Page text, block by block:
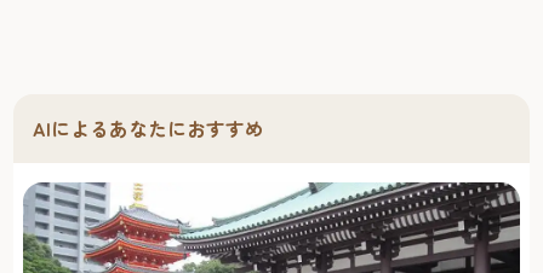
AIによるあなたにおすすめ